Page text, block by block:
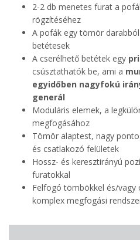
2-2 db menetes furat a
rögzítéséhez
A pofák egy tömör
betétesek
A cserélhető betétek egy
csúsztathatók be, ami a
egyidőben nagyfokú
generál
Moduláris elemek, a
megfogásához
Tömör alaptest, nagy
és csatlakozó felületek
Hossz- és keresztirányú
furatokkal
Felfogó tömbökkel és/vagy
komplex megfogási